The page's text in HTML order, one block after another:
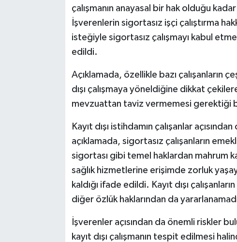
çalışmanın anayasal bir hak olduğu
İşverenlerin sigortasız işçi çalıştırma
isteğiyle sigortasız çalışmayı kabul
edildi.
Açıklamada, özellikle bazı çalışanların
dışı çalışmaya yöneldiğine dikkat
mevzuattan taviz vermemesi gerektiği
Kayıt dışı istihdamın çalışanlar
açıklamada, sigortasız çalışanların
sigortası gibi temel haklardan mahrum
sağlık hizmetlerine erişimde zorluk
kaldığı ifade edildi. Kayıt dışı
diğer özlük haklarından da
İşverenler açısından da önemli riskler
kayıt dışı çalışmanın tespit edilmesi